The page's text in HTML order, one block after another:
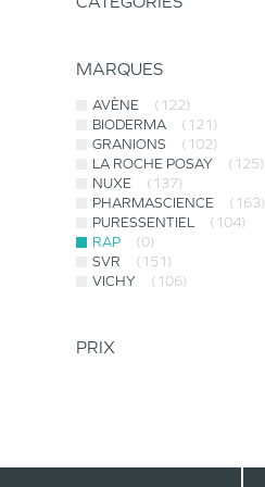
MARQUES
AVÈNE
(122)
BIODERMA
(121)
GRANIONS
(102)
LA ROCHE POSAY
(125)
NUXE
(137)
PHARMASCIENCE
(163)
PURESSENTIEL
(104)
RAP
(0)
SVR
(151)
VICHY
(106)
PRIX